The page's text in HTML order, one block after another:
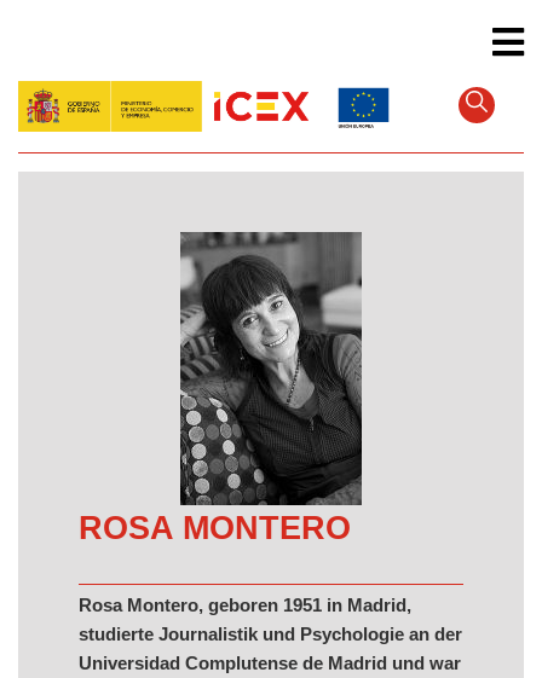
ROSA MONTERO
Rosa Montero, geboren 1951 in Madrid,
studierte Journalistik und Psychologie an der
Universidad Complutense de Madrid und war